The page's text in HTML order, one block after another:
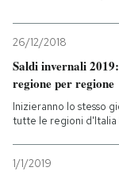
26/12/2018
Saldi invernali
regione per regione
Inizieranno lo stesso
tutte le regioni d'Italia
1/1/2019